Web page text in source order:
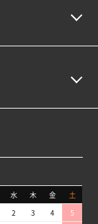
水 木 金
土
2 3 4
5